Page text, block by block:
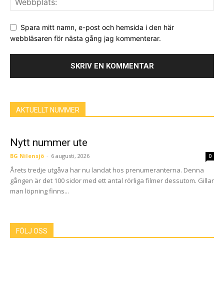
Spara mitt namn, e-post och hemsida i den här
webbläsaren för nästa gång jag kommenterar.
AKTUELLT NUMMER
Nytt nummer ute
BG Nilensjö - 6 augusti, 2026 0
Årets tredje utgåva har nu landat hos prenumeranterna. Denna
gången är det 100 sidor med ett antal rörliga filmer dessutom. Gillar
man löpning finns...
FÖLJ OSS